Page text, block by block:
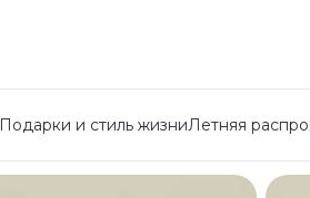
Подарки и стиль жизниЛетняя